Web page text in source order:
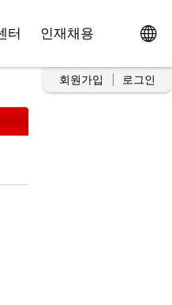
터 인재채용
회원가입 로그인